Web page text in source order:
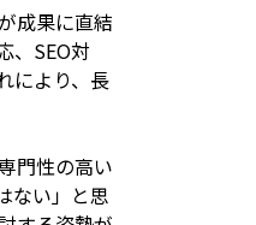
成果に直結
、SEO対
により、長
門性の高い
ない」と思